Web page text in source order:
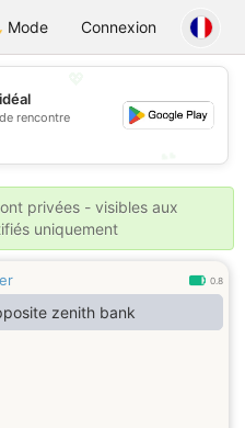
Chat
Mode Connexion
rencontre
privées - visibles aux
uniquement
0.8
zenith bank